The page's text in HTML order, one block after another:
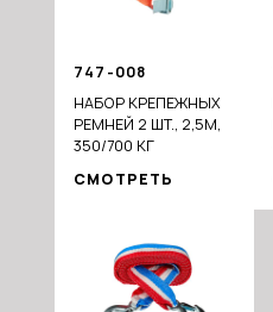
747-008
НАБОР КРЕПЕЖНЫХ
РЕМНЕЙ 2 ШТ., 2,5М,
350/700 КГ
СМОТРЕТЬ